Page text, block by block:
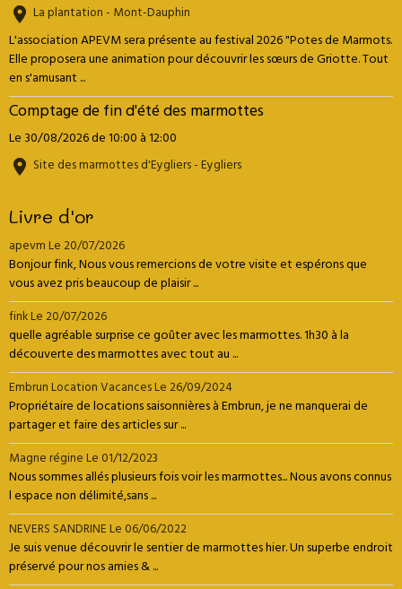
La plantation - Mont-Dauphin
L'association APEVM sera présente au festival 2026 "Potes de Marmots.
Elle proposera une animation pour découvrir les sœurs de Griotte. Tout
en s'amusant ...
Comptage de fin d'été des marmottes
Le 30/08/2026de 10:00à 12:00
Site des marmottes d'Eygliers - Eygliers
Livre d'or
apevmLe 20/07/2026
Bonjour fink, Nous vous remercions de votre visite et espérons que
vous avez pris beaucoup de plaisir ...
finkLe 20/07/2026
quelle agréable surprise ce goûter avec les marmottes. 1h30 à la
découverte des marmottes avec tout au ...
Embrun Location VacancesLe 26/09/2024
Propriétaire de locations saisonnières à Embrun, je ne manquerai de
partager et faire des articles sur ...
Magne régineLe 01/12/2023
Nous sommes allés plusieurs fois voir les marmottes... Nous avons connus
l espace non délimité,sans ...
NEVERS SANDRINELe 06/06/2022
Je suis venue découvrir le sentier de marmottes hier. Un superbe endroit
préservé pour nos amies & ...